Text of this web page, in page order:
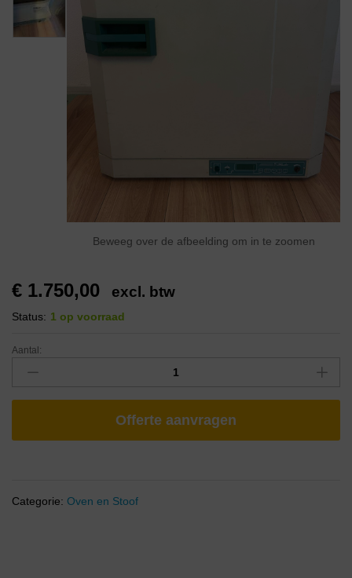
Beweeg over de afbeelding om in te zoomen
€ 1.750,00 excl. btw
Status: 1 op voorraad
Aantal:
Offerte aanvragen
Categorie: Oven en Stoof